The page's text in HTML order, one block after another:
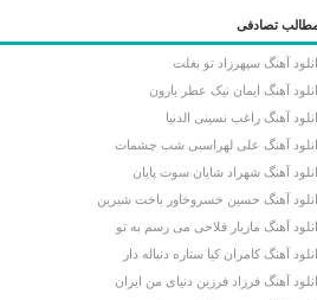
تصادفی
آهنگ سپهرزاد تو بغلت
آهنگ ایمان نیک عطر بارون
آهنگ راغب نسینی الدنیا
آهنگ علی لهراسبی شب چشمات
آهنگ شهراد شایان سوت پایان
آهنگ حسین خسروخاور باخت شیرین
آهنگ مازیار فلاحی می رسم به تو
آهنگ کامران کیا ستاره دنباله دار
آهنگ فرزاد فرزین دنیای من ایران